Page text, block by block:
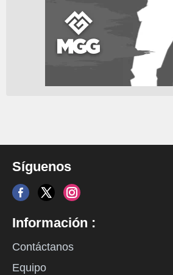
Síguenos
Información :
Contáctanos
Equipo